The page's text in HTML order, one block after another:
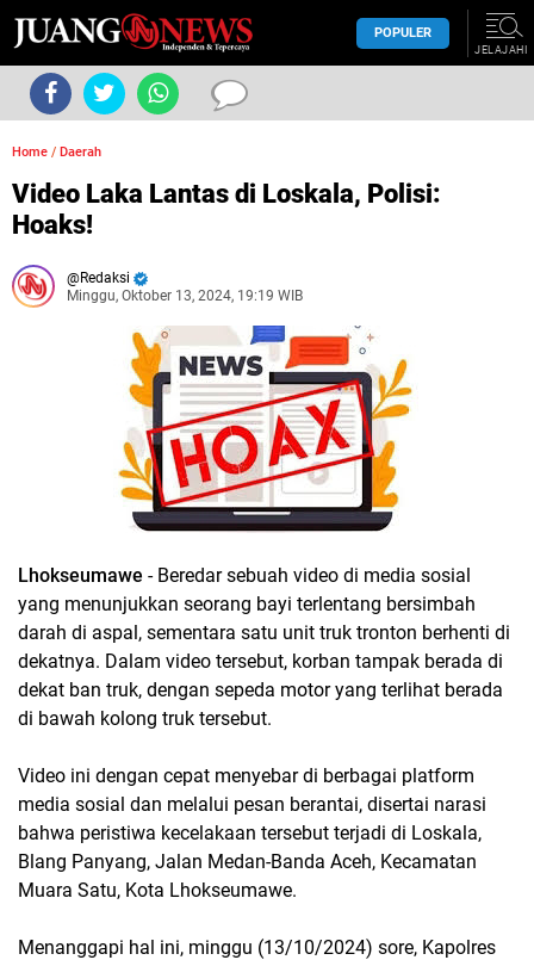
POPULER
JELAJAHI
Home / Daerah
Video Laka Lantas di Loskala, Polisi:
Hoaks!
Redaksi
Minggu, Oktober 13, 2024, 19:19 WIB
Lhokseumawe - Beredar sebuah video di media sosial
yang menunjukkan seorang bayi terlentang bersimbah
darah di aspal, sementara satu unit truk tronton berhenti di
dekatnya. Dalam video tersebut, korban tampak berada di
dekat ban truk, dengan sepeda motor yang terlihat berada
di bawah kolong truk tersebut.
Video ini dengan cepat menyebar di berbagai platform
media sosial dan melalui pesan berantai, disertai narasi
bahwa peristiwa kecelakaan tersebut terjadi di Loskala,
Blang Panyang, Jalan Medan-Banda Aceh, Kecamatan
Muara Satu, Kota Lhokseumawe.
Menanggapi hal ini, minggu (13/10/2024) sore, Kapolres